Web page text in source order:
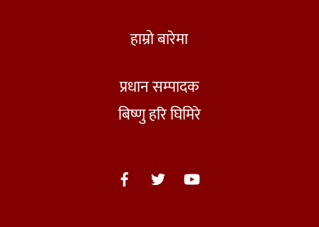
हाम्रो बारेमा
प्रधान सम्पादक
बिष्णु हरि घिमिरे